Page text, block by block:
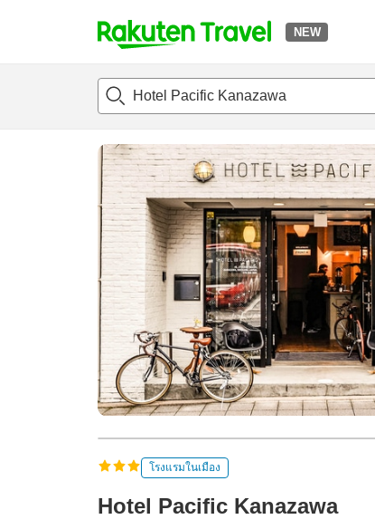
NEW
t
p
a
g
e
_
s
e
a
r
c
h
แนะนำที่พักห้องพักและแพลนพักรีวิว สิ่่งอำน
โรงแรมในเมือง
Hotel Pacific Kanazawa